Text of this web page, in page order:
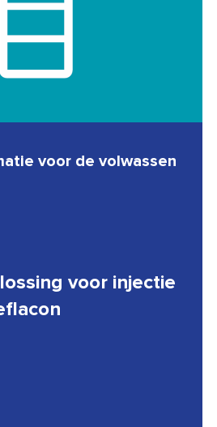
voor de volwassen
voor injectie